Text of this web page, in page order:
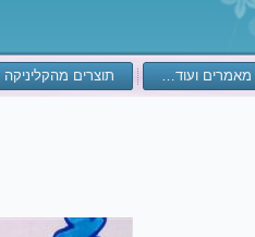
מאמרים ועוד… תוצרים מהקליניקה